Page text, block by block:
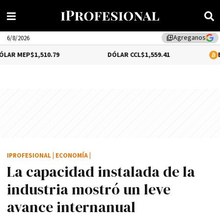
library_addAgreganos
6/8/2026
$1,559.41
La capacidad instalada de la
industria mostró un leve
avance internanual
IPROFESIONAL ECONOMÍA